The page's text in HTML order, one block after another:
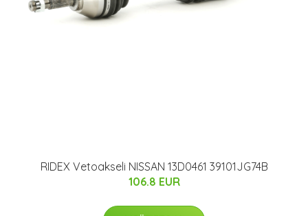
RIDEX Vetoakseli NISSAN 13D0461 39101JG74B
106.8 EUR